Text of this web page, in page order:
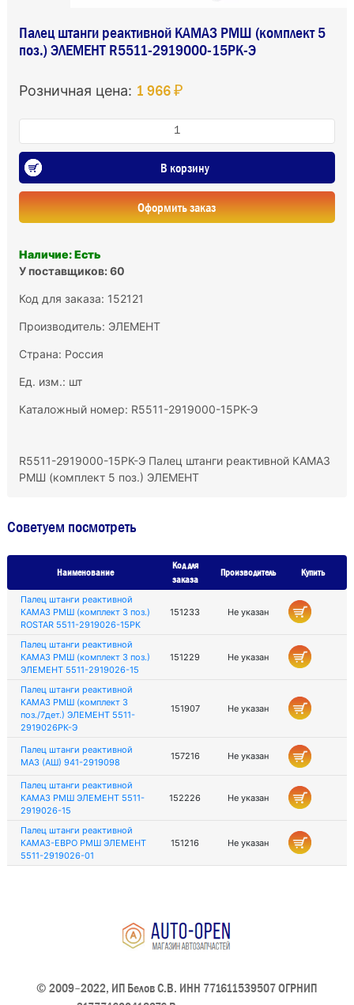
Палец штанги реактивной КАМАЗ РМШ (комплект 5
поз.) ЭЛЕМЕНТ R5511-2919000-15РК-Э
Розничная цена: 1 966 ₽
В корзину
Оформить заказ
Наличие: Есть
У поставщиков: 60
Код для заказа: 152121
Производитель: ЭЛЕМЕНТ
Страна: Россия
Ед. изм.: шт
Каталожный номер: R5511-2919000-15РК-Э
R5511-2919000-15РК-Э Палец штанги реактивной КАМАЗ
РМШ (комплект 5 поз.) ЭЛЕМЕНТ
Советуем посмотреть
Наименование
Код для
заказа
Производитель Купить
Палец штанги реактивной
КАМАЗ РМШ (комплект 3 поз.)
ROSTAR 5511-2919026-15РК
151233 Не указан
Палец штанги реактивной
КАМАЗ РМШ (комплект 3 поз.)
ЭЛЕМЕНТ 5511-2919026-15
151229 Не указан
Палец штанги реактивной
КАМАЗ РМШ (комплект 3
поз./7дет.) ЭЛЕМЕНТ 5511-
2919026РК-Э
151907 Не указан
Палец штанги реактивной
МАЗ (АШ) 941-2919098
157216 Не указан
Палец штанги реактивной
КАМАЗ РМШ ЭЛЕМЕНТ 5511-
2919026-15
152226 Не указан
Палец штанги реактивной
КАМАЗ-ЕВРО РМШ ЭЛЕМЕНТ
5511-2919026-01
151216 Не указан
© 2009–2022, ИП Белов С.В. ИНН 771611539507 ОГРНИП